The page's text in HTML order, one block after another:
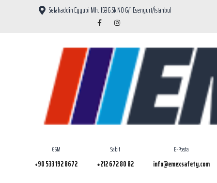
Selahaddin Eyyubi Mh. 1596.Sk NO 6/1 Esenyurt/İstanbul
GSM
+90 533 192 8672
Sabit
+212 672 80 82
E-Posta
info@emexsafety.com